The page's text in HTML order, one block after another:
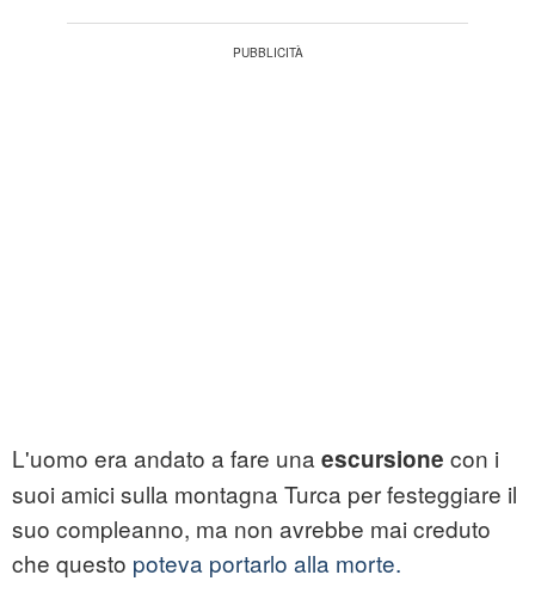
L'uomo era andato a fare una escursione con i
suoi amici sulla montagna Turca per festeggiare il
suo compleanno, ma non avrebbe mai creduto
che questo poteva portarlo alla morte.